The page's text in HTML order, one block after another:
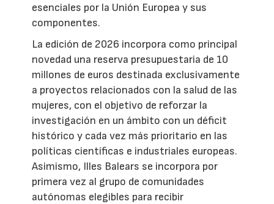
esenciales por la Unión Europea y sus
componentes.
La edición de 2026 incorpora como principal
novedad una reserva presupuestaria de 10
millones de euros destinada exclusivamente
a proyectos relacionados con la salud de las
mujeres, con el objetivo de reforzar la
investigación en un ámbito con un déficit
histórico y cada vez más prioritario en las
políticas científicas e industriales europeas.
Asimismo, Illes Balears se incorpora por
primera vez al grupo de comunidades
autónomas elegibles para recibir